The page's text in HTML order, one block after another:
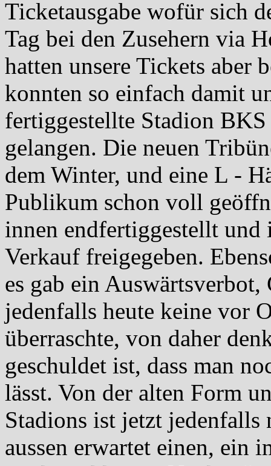
Ticketausgabe wofür sich
Tag bei den Zusehern via
hatten unsere Tickets aber
konnten so einfach damit
fertiggestellte Stadion
gelangen. Die neuen
dem Winter, und eine L -
Publikum schon voll
innen endfertiggestellt
Verkauf freigegeben.
es gab ein Auswärtsverbot,
jedenfalls heute keine vor
überraschte, von daher
geschuldet ist, dass man
lässt. Von der alten Form
Stadions ist jetzt
aussen erwartet einen, ein